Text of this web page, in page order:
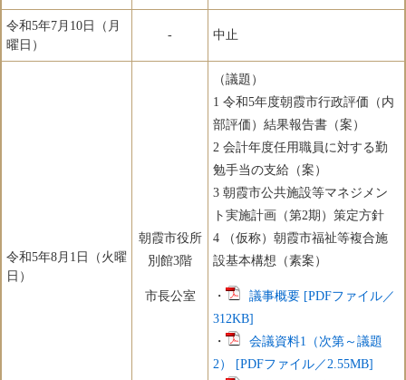
令和5年7月10日（月
曜日）
- 中止
令和5年8月1日（火曜
日）
朝霞市役所
別館3階
市長公室
（議題）
1 令和5年度朝霞市行政評価（内
部評価）結果報告書（案）
2 会計年度任用職員に対する勤
勉手当の支給（案）
3 朝霞市公共施設等マネジメン
ト実施計画（第2期）策定方針
4 （仮称）朝霞市福祉等複合施
設基本構想（素案）
・
議事概要 [PDFファイル／
312KB]
・
会議資料1（次第～議題
2） [PDFファイル／2.55MB]